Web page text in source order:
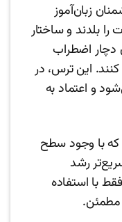
زبان‌آموز
را بلدند و ساختار
اضطراب
این ترس، در
و اعتماد به
که با وجود سطح
رشد
با استفاده
مطمئن.